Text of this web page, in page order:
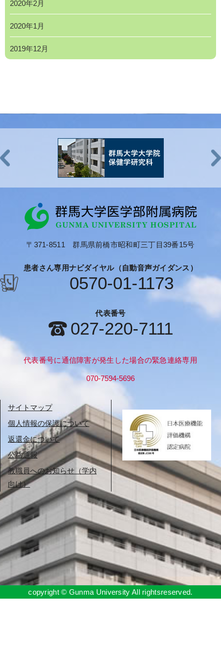
2020年2月
2020年1月
2019年12月
〒371-8511 群馬県前橋市昭和町三丁目39番15号
患者さん専用ナビダイヤル（自動音声ガイダンス）
0570-01-1173
代表番号
027-220-7111
代表番号に通信障害が発生した場合の緊急連絡専用
070-7594-5696
サイトマップ
個人情報の保護について
返還金について
公益通報
教職員へのお知らせ（学内
向け）
copyright © Gunma University All rightsreserved.